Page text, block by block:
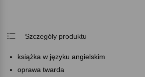
Szczegóły produktu
książka w języku angielskim
oprawa twarda